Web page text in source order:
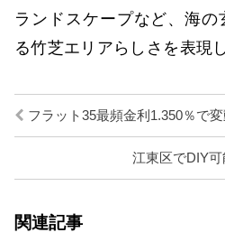
ランドスケープなど、海の
る竹芝エリアらしさを表現
フラット35最頻金利1.350％で
江東区でDIY
関連記事